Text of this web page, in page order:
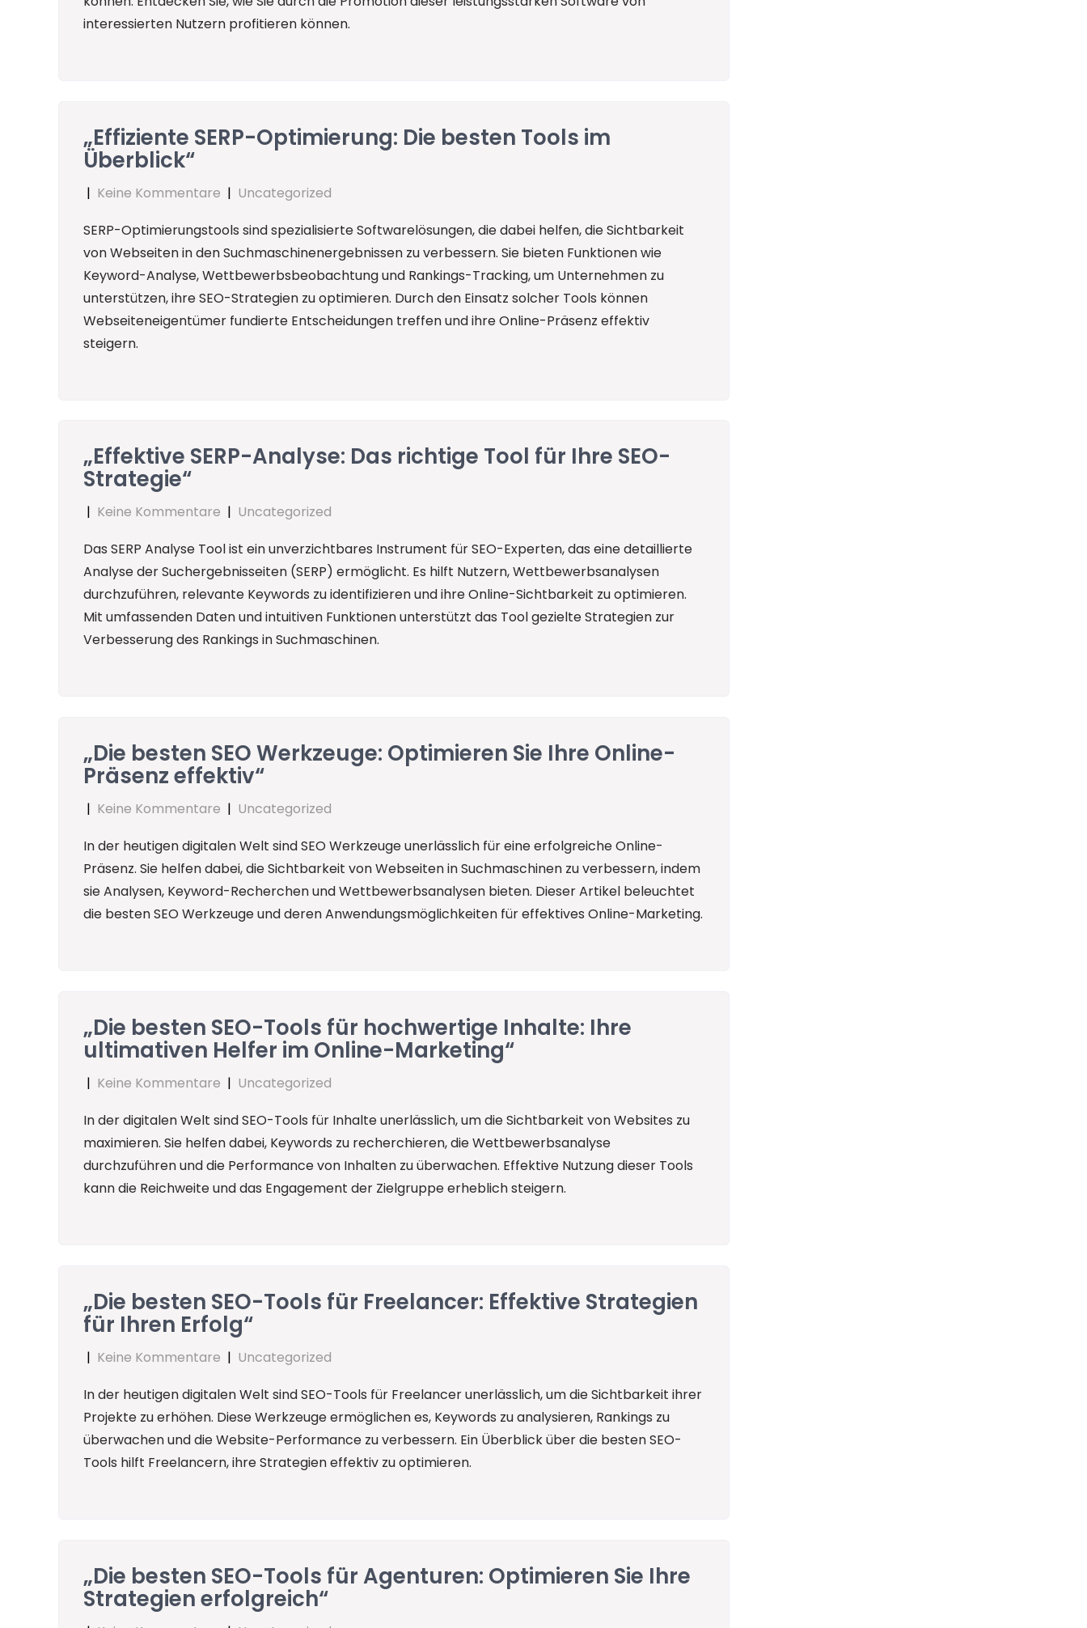
interessierten Nutzern profitieren können.
„Effiziente SERP-Optimierung: Die besten Tools im
Überblick“
| Keine Kommentare | Uncategorized
SERP-Optimierungstools sind spezialisierte Softwarelösungen, die dabei helfen, die Sichtbarkeit
von Webseiten in den Suchmaschinenergebnissen zu verbessern. Sie bieten Funktionen wie
Keyword-Analyse, Wettbewerbsbeobachtung und Rankings-Tracking, um Unternehmen zu
unterstützen, ihre SEO-Strategien zu optimieren. Durch den Einsatz solcher Tools können
Webseiteneigentümer fundierte Entscheidungen treffen und ihre Online-Präsenz effektiv
steigern.
„Effektive SERP-Analyse: Das richtige Tool für Ihre SEO-
Strategie“
| Keine Kommentare | Uncategorized
Das SERP Analyse Tool ist ein unverzichtbares Instrument für SEO-Experten, das eine detaillierte
Analyse der Suchergebnisseiten (SERP) ermöglicht. Es hilft Nutzern, Wettbewerbsanalysen
durchzuführen, relevante Keywords zu identifizieren und ihre Online-Sichtbarkeit zu optimieren.
Mit umfassenden Daten und intuitiven Funktionen unterstützt das Tool gezielte Strategien zur
Verbesserung des Rankings in Suchmaschinen.
„Die besten SEO Werkzeuge: Optimieren Sie Ihre Online-
Präsenz effektiv“
| Keine Kommentare | Uncategorized
In der heutigen digitalen Welt sind SEO Werkzeuge unerlässlich für eine erfolgreiche Online-
Präsenz. Sie helfen dabei, die Sichtbarkeit von Webseiten in Suchmaschinen zu verbessern, indem
sie Analysen, Keyword-Recherchen und Wettbewerbsanalysen bieten. Dieser Artikel beleuchtet
die besten SEO Werkzeuge und deren Anwendungsmöglichkeiten für effektives Online-Marketing.
„Die besten SEO-Tools für hochwertige Inhalte: Ihre
ultimativen Helfer im Online-Marketing“
| Keine Kommentare | Uncategorized
In der digitalen Welt sind SEO-Tools für Inhalte unerlässlich, um die Sichtbarkeit von Websites zu
maximieren. Sie helfen dabei, Keywords zu recherchieren, die Wettbewerbsanalyse
durchzuführen und die Performance von Inhalten zu überwachen. Effektive Nutzung dieser Tools
kann die Reichweite und das Engagement der Zielgruppe erheblich steigern.
„Die besten SEO-Tools für Freelancer: Effektive Strategien
für Ihren Erfolg“
| Keine Kommentare | Uncategorized
In der heutigen digitalen Welt sind SEO-Tools für Freelancer unerlässlich, um die Sichtbarkeit ihrer
Projekte zu erhöhen. Diese Werkzeuge ermöglichen es, Keywords zu analysieren, Rankings zu
überwachen und die Website-Performance zu verbessern. Ein Überblick über die besten SEO-
Tools hilft Freelancern, ihre Strategien effektiv zu optimieren.
„Die besten SEO-Tools für Agenturen: Optimieren Sie Ihre
Strategien erfolgreich“